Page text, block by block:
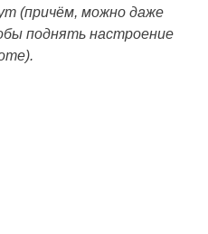
(причём, можно даже
поднять настроение